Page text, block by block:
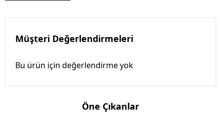
Müşteri Değerlendirmeleri
Bu ürün için değerlendirme yok
Öne Çıkanlar